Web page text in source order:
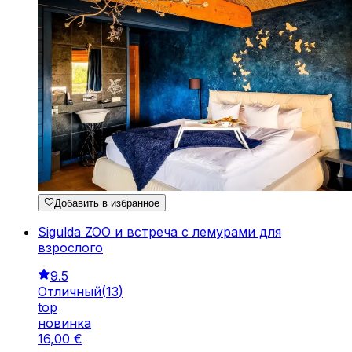
Добавить в избранное
Sigulda ZOO и встреча с лемурами для
взрослого
9.5
Отличный(13)
top
новинка
16,00 €